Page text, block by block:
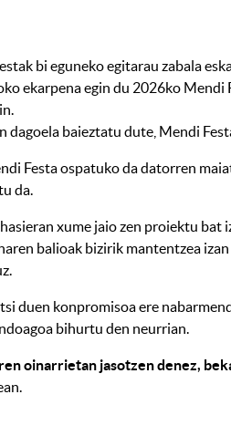
bi eguneko egitarau zabala
ekarpena egin du 2026ko
dagoela baieztatu dute, Mendi
Festa ospatuko da datorren
da.
xume jaio zen proiektu bat
balioak bizirik mantentzea
duen konpromisoa ere
bihurtu den neurrian.
oinarrietan jasotzen denez,